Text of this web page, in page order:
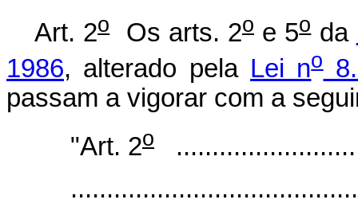
Art. 2oOs arts. 2oe 5oda
1986, alterado pela Lei no
passam a vigorar com a
"Art. 2o